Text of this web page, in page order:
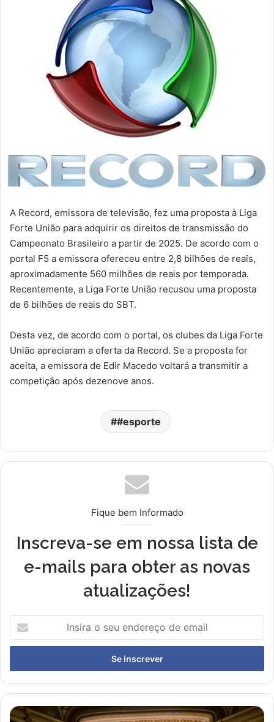
A Record, emissora de televisão, fez uma proposta à Liga
Forte União para adquirir os direitos de transmissão do
Campeonato Brasileiro a partir de 2025. De acordo com o
portal F5 a emissora ofereceu entre 2,8 bilhões de reais,
aproximadamente 560 milhões de reais por temporada.
Recentemente, a Liga Forte União recusou uma proposta
de 6 bilhões de reais do SBT.
Desta vez, de acordo com o portal, os clubes da Liga Forte
União apreciaram a oferta da Record. Se a proposta for
aceita, a emissora de Edir Macedo voltará a transmitir a
competição após dezenove anos.
#esporte
Fique bem Informado
Inscreva-se em nossa lista de
e-mails para obter as novas
atualizações!
s
r
a
s
T